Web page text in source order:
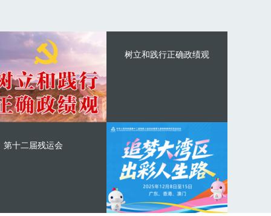
树立和践行正确政绩观
第十二届残运会